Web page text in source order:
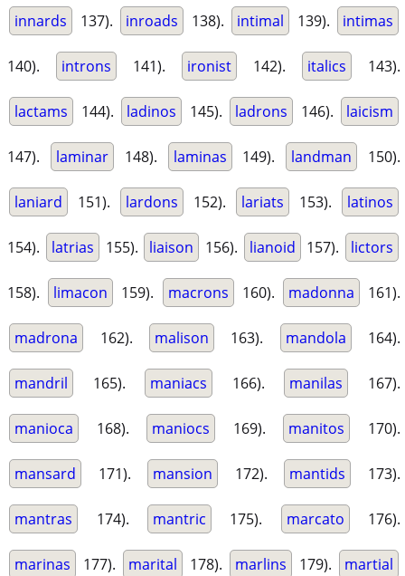
innards 137). inroads 138). intimal 139). intimas
140). introns 141). ironist 142). italics 143).
lactams 144). ladinos 145). ladrons 146). laicism
147). laminar 148). laminas 149). landman 150).
laniard 151). lardons 152). lariats 153). latinos
154). latrias 155). liaison 156). lianoid 157). lictors
158). limacon 159). macrons 160). madonna 161).
madrona 162). malison 163). mandola 164).
mandril 165). maniacs 166). manilas 167).
manioca 168). maniocs 169). manitos 170).
mansard 171). mansion 172). mantids 173).
mantras 174). mantric 175). marcato 176).
marinas 177). marital 178). marlins 179). martial